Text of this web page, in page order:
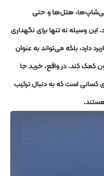
هتل‌ها و حتی
وسیله نه تنها برای نگهداری
دارد، بلکه می‌تواند به عنوان
کمک کند. در واقع، خرید جا
کسانی است که به دنبال ترکیب